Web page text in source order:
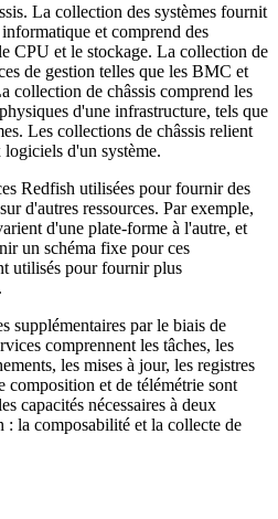
La collection des systèmes fournit
et comprend des
CPU et le stockage. La collection de
de gestion telles que les BMC et
collection de châssis comprend les
d'une infrastructure, tels que
Les collections de châssis relient
d'un système.
Redfish utilisées pour fournir des
d'autres ressources. Par exemple,
d'une plate-forme à l'autre, et
un schéma fixe pour ces
utilisés pour fournir plus
supplémentaires par le biais de
comprennent les tâches, les
les mises à jour, les registres
composition et de télémétrie sont
capacités nécessaires à deux
la composabilité et la collecte de